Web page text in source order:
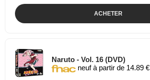
ACHETER
Naruto - Vol. 16 (DVD)
neuf à partir de 14.89 €